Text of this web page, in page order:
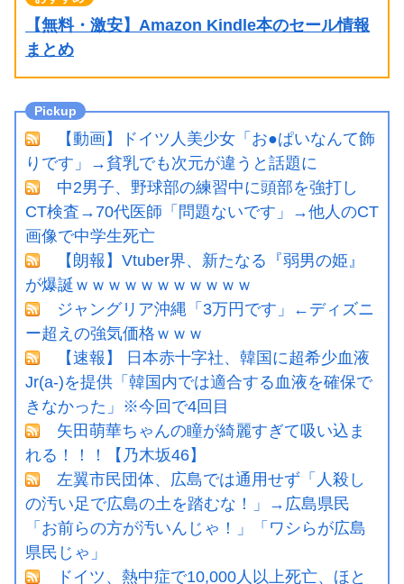
【無料・激安】Amazon Kindle本のセール情報
まとめ
【動画】ドイツ人美少女「お●ぱいなんて飾
りです」→貧乳でも次元が違うと話題に
中2男子、野球部の練習中に頭部を強打し
CT検査→70代医師「問題ないです」→他人のCT
画像で中学生死亡
【朗報】Vtuber界、新たなる『弱男の姫』
が爆誕ｗｗｗｗｗｗｗｗｗｗｗ
ジャングリア沖縄「3万円です」←ディズニ
ー超えの強気価格ｗｗｗ
【速報】 日本赤十字社、韓国に超希少血液
Jr(a-)を提供「韓国内では適合する血液を確保で
きなかった」※今回で4回目
矢田萌華ちゃんの瞳が綺麗すぎて吸い込ま
れる！！！【乃木坂46】
左翼市民団体、広島では通用せず「人殺し
の汚い足で広島の土を踏むな！」→広島県民
「お前らの方が汚いんじゃ！」「ワシらが広島
県民じゃ」
ドイツ、熱中症で10,000人以上死亡、ほと